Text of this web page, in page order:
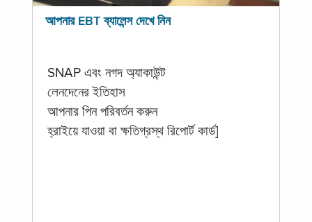
আপনার EBT ব্যালেন্স দেখে নিন
SNAP এবং নগদ অ্যাকাউন্ট
লেনদেনের ইতিহাস
আপনার পিন পরিবর্তন করুন
হ্রাইয়ে যাওয়া বা ক্ষতিগ্রস্থ রিপোর্ট কার্ড]